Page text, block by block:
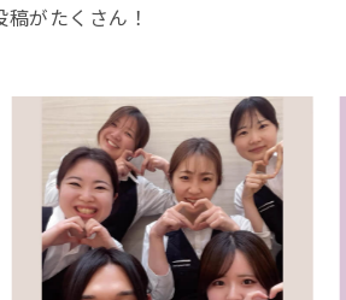
がたくさん！